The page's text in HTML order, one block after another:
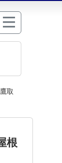
取
根